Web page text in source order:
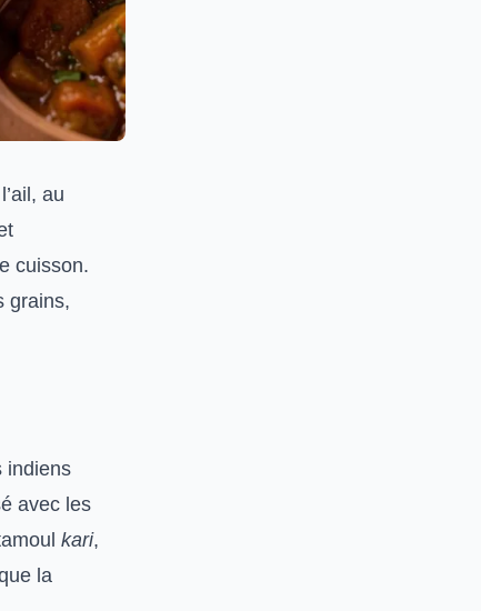
au
cuisson.
grains,
indiens
avec les
kari,
la